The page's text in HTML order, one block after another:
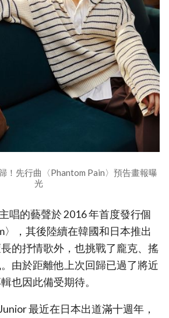
！先行曲〈Phantom Pain〉預告畫報曝
光
唱的藝聲於 2016 年首度發行個
〉，其後陸續在韓國和日本推出
的抒情歌外，也挑戰了龐克、搖
由於距離他上次回歸已過了將近
也因此備受期待。
最近在日本出道滿十週年，